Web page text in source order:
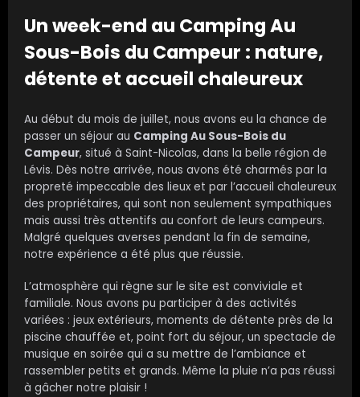
Un week-end au Camping Au
Sous-Bois du Campeur : nature,
détente et accueil chaleureux
Au début du mois de juillet, nous avons eu la chance de
passer un séjour au Camping Au Sous-Bois du
Campeur, situé à Saint-Nicolas, dans la belle région de
Lévis. Dès notre arrivée, nous avons été charmés par la
propreté impeccable des lieux et par l’accueil chaleureux
des propriétaires, qui sont non seulement sympathiques
mais aussi très attentifs au confort de leurs campeurs.
Malgré quelques averses pendant la fin de semaine,
notre expérience a été plus que réussie.
L’atmosphère qui règne sur le site est conviviale et
familiale. Nous avons pu participer à des activités
variées : jeux extérieurs, moments de détente près de la
piscine chauffée et, point fort du séjour, un spectacle de
musique en soirée qui a su mettre de l’ambiance et
rassembler petits et grands. Même la pluie n’a pas réussi
à gâcher notre plaisir !